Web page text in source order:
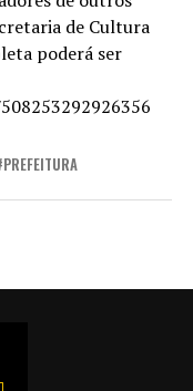
de Cultura
poderá ser
PREFEITURA